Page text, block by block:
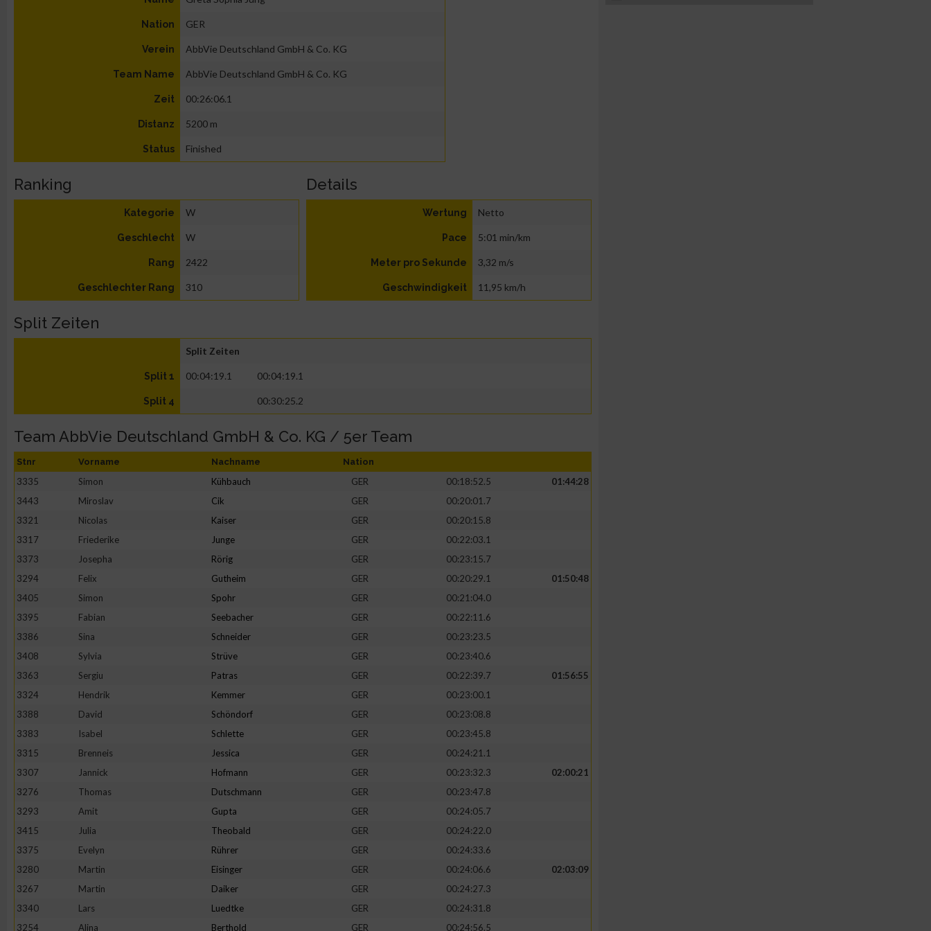
Nation GER
Verein AbbVie Deutschland GmbH & Co. KG
Team Name AbbVie Deutschland GmbH & Co. KG
Zeit 00:26:06.1
Distanz 5200 m
Status Finished
Ranking
Kategorie W
Geschlecht W
Rang 2422
Geschlechter Rang 310
Details
Wertung Netto
Pace 5:01 min/km
Meter pro Sekunde 3,32 m/s
Geschwindigkeit 11,95 km/h
Split Zeiten
Split Zeiten
Split 1 00:04:19.1 00:04:19.1
Split 4 00:30:25.2
Team AbbVie Deutschland GmbH & Co. KG / 5er Team
Stnr Vorname Nachname Nation
3335 Simon Kühbauch GER 00:18:52.5
01:44:28
3443
Miroslav Cik GER
00:20:01.7
3321
Nicolas Kaiser GER
00:20:15.8
3317
Friederike Junge GER
00:22:03.1
3373
Josepha Rörig GER
00:23:15.7
3294
Felix Gutheim GER 00:20:29.1
01:50:48
3405
Simon Spohr GER
00:21:04.0
3395
Fabian Seebacher GER
00:22:11.6
3386
Sina Schneider GER
00:23:23.5
3408
Sylvia Strüve GER
00:23:40.6
3363
Sergiu Patras GER 00:22:39.7
01:56:55
3324
Hendrik Kemmer GER
00:23:00.1
3388
David Schöndorf GER
00:23:08.8
3383
Isabel Schlette GER
00:23:45.8
3315
Brenneis Jessica GER
00:24:21.1
3307
Jannick Hofmann GER 00:23:32.3
02:00:21
3276
Thomas Dutschmann GER
00:23:47.8
3293
Amit Gupta GER
00:24:05.7
3415
Julia Theobald GER
00:24:22.0
3375
Evelyn Rührer GER
00:24:33.6
3280
Martin Eisinger GER 00:24:06.6
02:03:09
3267
Martin Daiker GER
00:24:27.3
3340
Lars Luedtke GER
00:24:31.8
3254
Alina Berthold GER
00:24:56.5